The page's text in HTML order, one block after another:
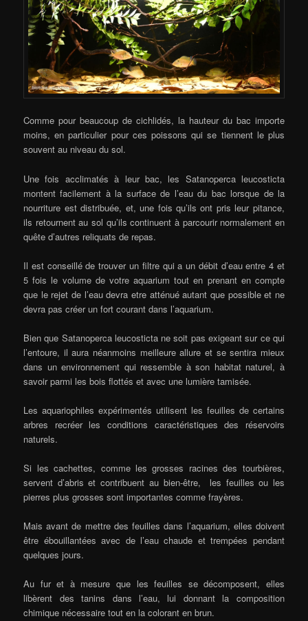
Comme pour beaucoup de cichlidés, la hauteur du bac importe
moins, en particulier pour ces poissons qui se tiennent le plus
souvent au niveau du sol.
Une fois acclimatés à leur bac, les Satanoperca leucosticta
montent facilement à la surface de l’eau du bac lorsque de la
nourriture est distribuée, et, une fois qu’ils ont pris leur pitance,
ils retournent au sol qu’ils continuent à parcourir normalement en
quête d’autres reliquats de repas.
Il est conseillé de trouver un filtre qui a un débit d’eau entre 4 et
5 fois le volume de votre aquarium tout en prenant en compte
que le rejet de l’eau devra etre atténué autant que possible et ne
devra pas créer un fort courant dans l’aquarium.
Bien que Satanoperca leucosticta ne soit pas exigeant sur ce qui
l’entoure, il aura néanmoins meilleure allure et se sentira mieux
dans un environnement qui ressemble à son habitat naturel, à
savoir parmi les bois flottés et avec une lumière tamisée.
Les aquariophiles expérimentés utilisent les feuilles de certains
arbres recréer les conditions caractéristiques des réservoirs
naturels.
Si les cachettes, comme les grosses racines des tourbières,
servent d’abris et contribuent au bien-être, les feuilles ou les
pierres plus grosses sont importantes comme frayères.
Mais avant de mettre des feuilles dans l’aquarium, elles doivent
être ébouillantées avec de l’eau chaude et trempées pendant
quelques jours.
Au fur et à mesure que les feuilles se décomposent, elles
libèrent des tanins dans l’eau, lui donnant la composition
chimique nécessaire tout en la colorant en brun.